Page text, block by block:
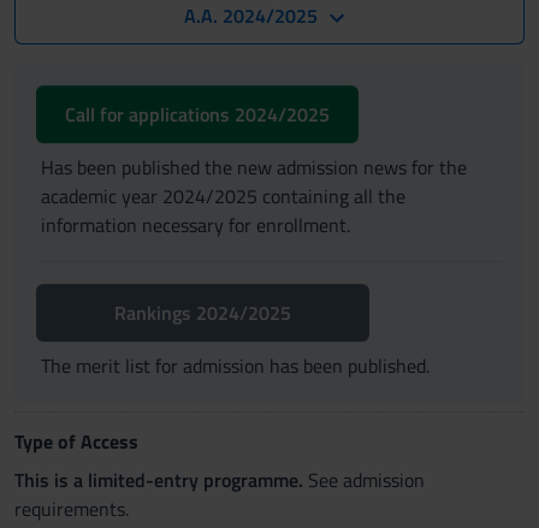
A.A. 2024/2025
Call for applications 2024/2025
Has been published the new admission news for the
academic year 2024/2025 containing all the
information necessary for enrollment.
Rankings 2024/2025
The merit list for admission has been published.
Type of Access
This is a limited-entry programme. See admission
requirements.